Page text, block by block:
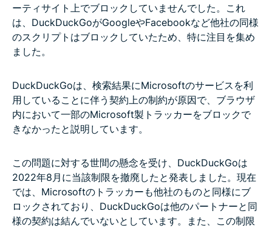
ーティサイト上でブロックしていませんでした。これ
は、DuckDuckGoがGoogleやFacebookなど他社の同様
のスクリプトはブロックしていたため、特に注目を集め
ました。
DuckDuckGoは、検索結果にMicrosoftのサービスを利
用していることに伴う契約上の制約が原因で、ブラウザ
内において一部のMicrosoft製トラッカーをブロックで
きなかったと説明しています。
この問題に対する世間の懸念を受け、DuckDuckGoは
2022年8月に当該制限を撤廃したと発表しました。現在
では、Microsoftのトラッカーも他社のものと同様にブ
ロックされており、DuckDuckGoは他のパートナーと同
様の契約は結んでいないとしています。また、この制限